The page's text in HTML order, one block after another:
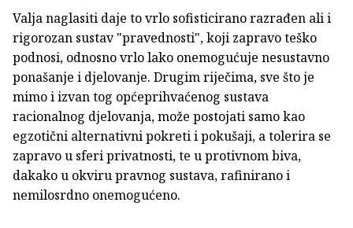
Valja naglasiti daje to vrlo sofisticirano razrađen ali i
rigorozan sustav "pravednosti", koji zapravo teško
podnosi, odnosno vrlo lako onemogućuje nesustavno
ponašanje i djelovanje. Drugim riječima, sve što je
mimo i izvan tog općeprihvaćenog sustava
racionalnog djelovanja, može postojati samo kao
egzotični alternativni pokreti i pokušaji, a tolerira se
zapravo u sferi privatnosti, te u protivnom biva,
dakako u okviru pravnog sustava, rafinirano i
nemilosrdno onemogućeno.